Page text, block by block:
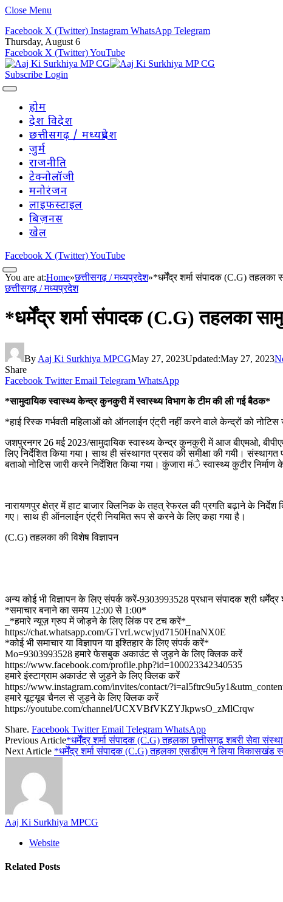
Close Menu
Facebook X (Twitter) Instagram WhatsApp Telegram
Thursday, August 6
Facebook X (Twitter)YouTube
Subscribe Login
होम
देश विदेश
छत्तीसगढ़ / मध्यप्रदेश
जुर्म
राजनीति
टेक्नोलॉजी
मनोरंजन
लाइफस्टाइल
बिज़नस
खेल
Facebook X (Twitter)YouTube
You are at:Home»छत्तीसगढ़ / मध्यप्रदेश»*धर्मेंद्र शर्मा संपादक (C.G) तहलका
छत्तीसगढ़ / मध्यप्रदेश
*धर्मेंद्र शर्मा संपादक (C.G) तहलका
By Aaj Ki Surkhiya MPCGMay 27, 2023Updated:May 27, 2023
Share
Facebook Twitter Email Telegram WhatsApp
*सामुदायिक स्वास्थ्य केन्द्र कुनकुरी में स्वास्थ्य विभाग के टीम की ली गई बैठक*
*हाई रिस्क गर्भवती महिलाओं को ऑनलाईन एंट्री नहीं करने वाले केन्द्रों को नोटिस
जशपुरनगर 26 मई 2023/सामुदायिक स्वास्थ्य केन्द्र कुनकुरी में आज बीएमओ,
लिए निर्देशित किया गया। साथ ही संस्थागत प्रसव की समीक्षा की गयी।
बताओ नोटिस जारी करने निर्देशित किया गया। कुंजारा मंे स्वास्थ्य कुटीर
नारायणपुर क्षेत्र में हाट बाजार क्लिनिक के तहत् रेफरल की प्रगति बढ़ाने के निर्देश
गए। साथ ही ऑनलाईन एंट्री नियमित रूप से करने के लिए कहा गया है।
(C.G) तहलका की विशेष विज्ञापन
अन्य कोई भी विज्ञापन के लिए संपर्क करें-9303993528 प्रधान संपादक श्री धर्मेंद्र
*समाचार बनाने का समय 12:00 से 1:00*
_*हमारे न्यूज़ ग्रुप में जोड़ने के लिए लिंक पर टच करें*_
https://chat.whatsapp.com/GTvrLwcwjyd7150HnaNX0E
*कोई भी समाचार या विज्ञापन या इश्तिहार के लिए संपर्क करें*
Mo=9303993528 हमारे फेसबुक अकाउंट से जुड़ने के लिए क्लिक करें
https://www.facebook.com/profile.php?id=100023342340535
हमारे इंस्टाग्राम अकाउंट से जुड़ने के लिए क्लिक करें
https://www.instagram.com/invites/contact/
हमारे यूट्यूब चैनल से जुड़ने के लिए क्लिक करें
https://youtube.com/channel/UCXVBfVKZYJkpwsO_zMlCrqw
Share. Facebook Twitter Email Telegram WhatsApp
Previous Article*धर्मेंद्र शर्मा संपादक (C.G) तहलका छत्तीसगढ़ शबरी सेवा
Next Article *धर्मेंद्र शर्मा संपादक (C.G) तहलका एसडीएम ने लिया विकासखंड
Aaj Ki Surkhiya MPCG
Website
Related Posts